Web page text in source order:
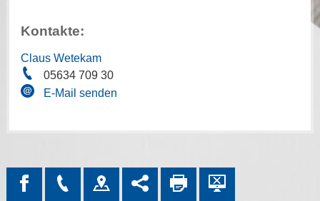
Kontakte:
Claus Wetekam
05634 709 30
E-Mail senden